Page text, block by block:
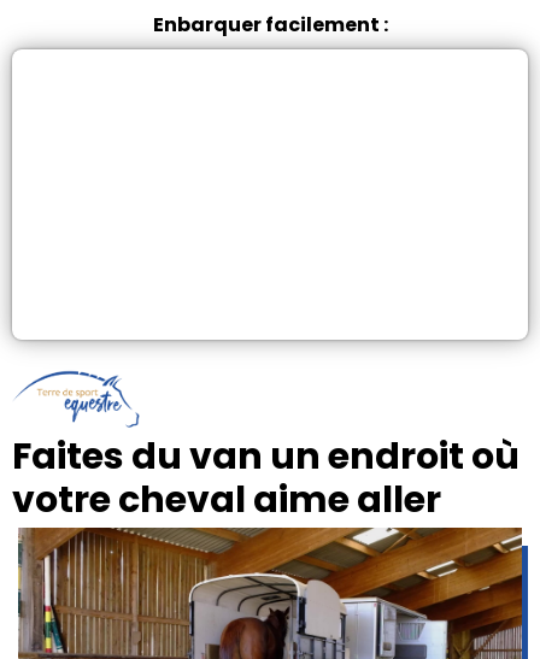
Enbarquer facilement :
Faites du van un endroit où
votre cheval aime aller